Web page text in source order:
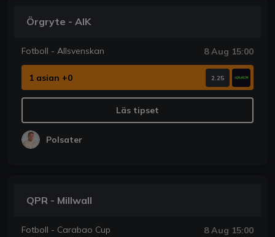
Örgryte - AIK
Fotboll - Allsvenskan 8 Aug 15:00
1 asian +0 2.25
Läs tipset
Polsater
QPR - Millwall
Fotboll - Carabao Cup 8 Aug 15:00